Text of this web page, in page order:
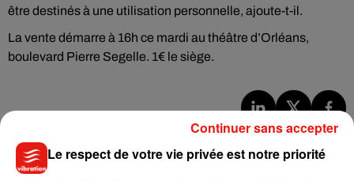
être destinés à une utilisation personnelle, ajoute-t-il.
La vente démarre à 16h ce mardi au théâtre d’Orléans,
boulevard Pierre Segelle. 1€ le siège.
Le respect de votre vie privée est notre priorité
Continuer sans accepter